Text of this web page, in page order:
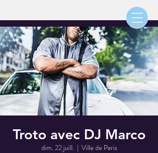
Troto avec DJ Marco
dim. 22 juill.
  |
Ville de Paris